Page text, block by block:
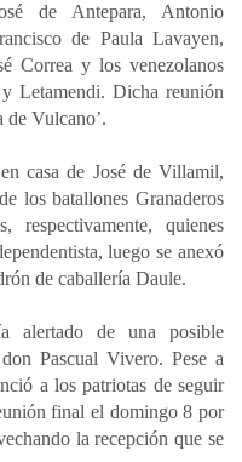
de Antepara, Antonio
de Paula Lavayen,
Correa y los venezolanos
Letamendi. Dicha reunión
de Vulcano’.
casa de José de Villamil,
los batallones Granaderos
quienes
luego se anexó
de caballería Daule.
alertado de una posible
Pascual Vivero. Pese a
a los patriotas de seguir
final el domingo 8 por
la recepción que se